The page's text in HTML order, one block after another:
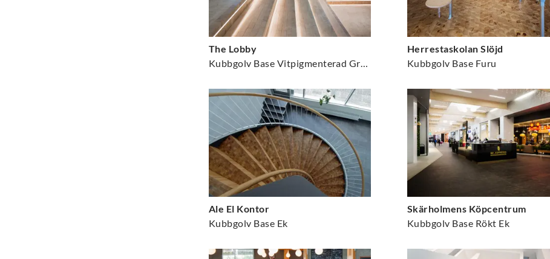
The Lobby
Kubbgolv Base Vitpigmenterad Gran
Herrestaskolan Slöjd
Kubbgolv Base Furu
Ale El Kontor
Kubbgolv Base Ek
Skärholmens Köpcentrum
Kubbgolv Base Rökt Ek